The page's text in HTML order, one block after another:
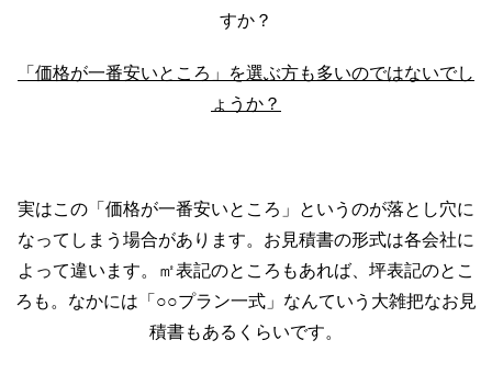
すか？
「価格が一番安いところ」を選ぶ方も多いのではないでし
ょうか？
実はこの「価格が一番安いところ」というのが落とし穴に
なってしまう場合があります。お見積書の形式は各会社に
よって違います。㎡表記のところもあれば、坪表記のとこ
ろも。なかには「○○プラン一式」なんていう大雑把なお見
積書もあるくらいです。